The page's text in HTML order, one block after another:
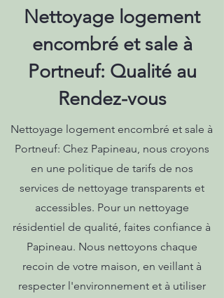
Nettoyage logement
encombré et sale à
Portneuf: Qualité au
Rendez-vous
Nettoyage logement encombré et sale à
Portneuf: Chez Papineau, nous croyons
en une politique de tarifs de nos
services de nettoyage transparents et
accessibles. Pour un nettoyage
résidentiel de qualité, faites confiance à
Papineau. Nous nettoyons chaque
recoin de votre maison, en veillant à
respecter l'environnement et à utiliser